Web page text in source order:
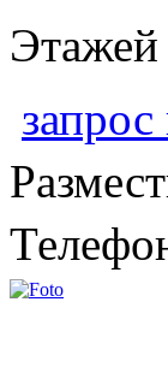
Этажей